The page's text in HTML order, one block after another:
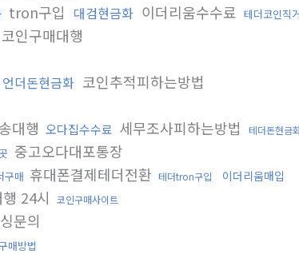
tron구입 대검현금화 이더리움수수료 테더코인직
코인구매대행
언더돈현금화 코인추적피하는방법
대행 오다집수수료 세무조사피하는방법 테더돈현금
중고오다대포통장
구매 휴대폰결제테더전환 테더tron구입
이더리움매입
24시 코인구매사이트
문의
매방법